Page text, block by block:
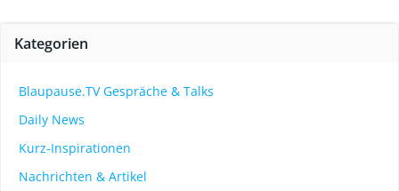
Kategorien
Blaupause.TV Gespräche & Talks
Daily News
Kurz-Inspirationen
Nachrichten & Artikel